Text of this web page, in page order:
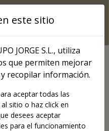
al contenido principal
TV
este sitio
JORGE S.L., utiliza
que permiten mejorar
recopilar información.
aceptar todas las
sitio o haz click en
desees aceptar
para el funcionamiento